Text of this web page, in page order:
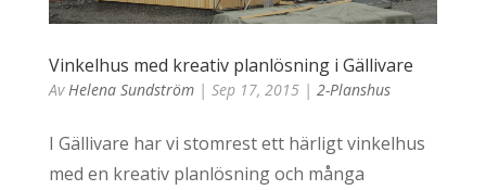
Vinkelhus med kreativ planlösning i Gällivare
Av Helena Sundström| Sep 17, 2015| 2-Planshus
I Gällivare har vi stomrest ett härligt vinkelhus
med en kreativ planlösning och många